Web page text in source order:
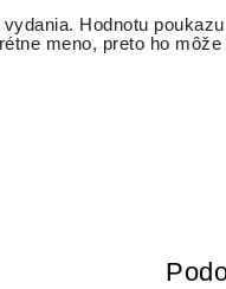
Hodnotu
meno, preto ho